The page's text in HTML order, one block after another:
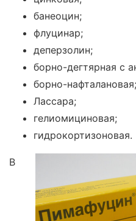
банеоцин;
флуцинар;
деперзолин;
борно-дегтярная с
борно-нафталановая;
Лассара;
гелиомициновая;
гидрокортизоновая.
В